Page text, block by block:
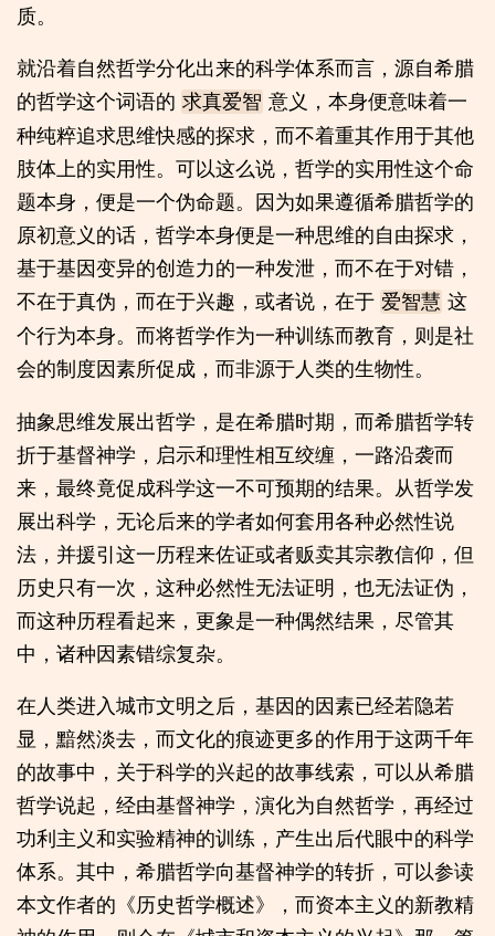
质。
就沿着自然哲学分化出来的科学体系而言，源自希腊
的哲学这个词语的 求真爱智 意义，本身便意味着一
种纯粹追求思维快感的探求，而不着重其作用于其他
肢体上的实用性。可以这么说，哲学的实用性这个命
题本身，便是一个伪命题。因为如果遵循希腊哲学的
原初意义的话，哲学本身便是一种思维的自由探求，
基于基因变异的创造力的一种发泄，而不在于对错，
不在于真伪，而在于兴趣，或者说，在于 爱智慧 这
个行为本身。而将哲学作为一种训练而教育，则是社
会的制度因素所促成，而非源于人类的生物性。
抽象思维发展出哲学，是在希腊时期，而希腊哲学转
折于基督神学，启示和理性相互绞缠，一路沿袭而
来，最终竟促成科学这一不可预期的结果。从哲学发
展出科学，无论后来的学者如何套用各种必然性说
法，并援引这一历程来佐证或者贩卖其宗教信仰，但
历史只有一次，这种必然性无法证明，也无法证伪，
而这种历程看起来，更象是一种偶然结果，尽管其
中，诸种因素错综复杂。
在人类进入城市文明之后，基因的因素已经若隐若
显，黯然淡去，而文化的痕迹更多的作用于这两千年
的故事中，关于科学的兴起的故事线索，可以从希腊
哲学说起，经由基督神学，演化为自然哲学，再经过
功利主义和实验精神的训练，产生出后代眼中的科学
体系。其中，希腊哲学向基督神学的转折，可以参读
本文作者的《历史哲学概述》，而资本主义的新教精